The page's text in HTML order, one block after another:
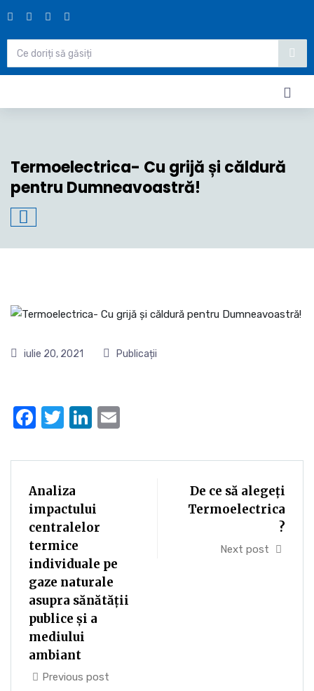
Termoelectrica- Cu grijă și căldură
pentru Dumneavoastră!
iulie 20, 2021 Publicații
Facebook
TwitterLinkedIn
Analiza
impactului
centralelor
termice
individuale pe
gaze naturale
asupra sănătății
publice și a
mediului
ambiant
Previous post
De ce să alegeți
Termoelectrica
?
Next post